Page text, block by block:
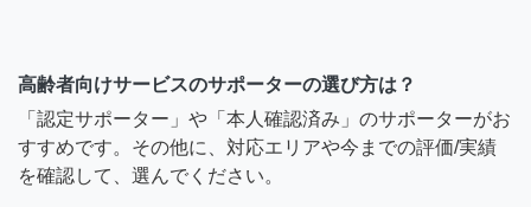
高齢者向けサービスのサポーターの選び方は？
「認定サポーター」や「本人確認済み」のサポーターがお
すすめです。その他に、対応エリアや今までの評価/実績
を確認して、選んでください。